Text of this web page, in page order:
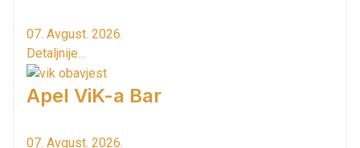
07. Avgust. 2026.
Detaljnije...
Apel ViK-a Bar
07. Avgust. 2026.